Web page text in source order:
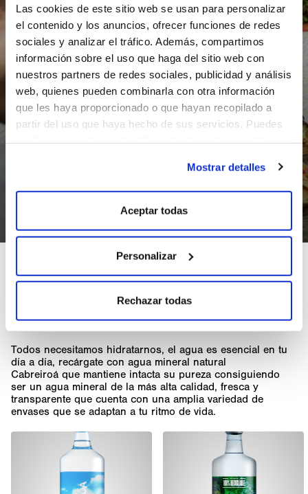
Las cookies de este sitio web se usan para personalizar
el contenido y los anuncios, ofrecer funciones de redes
sociales y analizar el tráfico. Además, compartimos
información sobre el uso que haga del sitio web con
nuestros partners de redes sociales, publicidad y análisis
web, quienes pueden combinarla con otra información
que les haya proporcionado o que hayan recopilado a
partir del uso que haya hecho de sus servicios. Puedes
Mostrar detalles
Aceptar todas
Personalizar
Rechazar todas
AGUA MINERAL NATURAL DE
VER TODAS
Todos necesitamos hidratarnos, el agua es esencial en tu
día a día, recárgate con agua mineral natural
Cabreiroá que mantiene intacta su pureza consiguiendo
ser un agua mineral de la más alta calidad, fresca y
transparente que cuenta con una amplia variedad de
envases que se adaptan a tu ritmo de vida.